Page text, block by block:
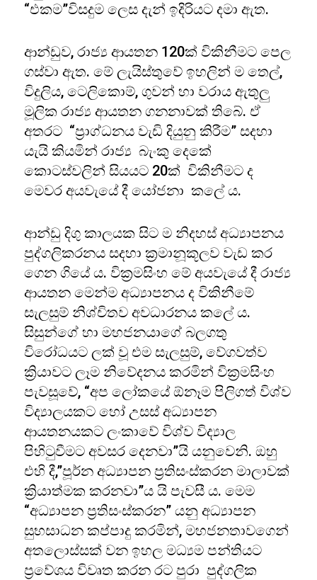
“එකම”විසදුම ලෙස දැන් ඉදිරියට දමා ඇත.
ආන්ඩුව, රාජ්‍ය ආයතන 120ක් විකිනීමට පෙල
ගස්වා ඇත. මේ ලැයිස්තුවේ ඉහලින් ම තෙල්,
විදුලිය, ටෙලිකොම්, ගුවන් හා වරාය ඇතුලු
මූලික රාජ්‍ය ආයතන ගනනාවක් තිබේ. ඒ
අතරට “ප්‍රාග්ධනය වැඩි දියුනු කිරීම” සදහා
යැයි කියමින් රාජ්‍ය බැංකු දෙකේ
කොටස්වලින් සියයට 20ක් විකිනීමට ද
මෙවර අයවැයේ දී යෝජනා කලේ ය.
ආන්ඩු දිගු කාලයක සිට ම නිදහස් අධ්‍යාපනය
පුද්ගලිකරනය සදහා ක්‍රමානූකූලව වැඩ කර
ගෙන ගියේ ය. වික්‍රමසිංහ මේ අයවැයේ දී රාජ්‍ය
ආයතන මෙන්ම අධ්‍යාපනය ද විකිනීමේ
සැලසුම් නිශ්චිතව අවධාරනය කලේ ය.
සිසුන්ගේ හා මහජනයාගේ බලගතු
විරෝධයට ලක් වූ එම සැලසුම්, වේගවත්ව
ක්‍රියාවට ලෑම නිවේදනය කරමින් වික්‍රමසිංහ
පැවසූවේ, “අප ලෝකයේ ඕනෑම පිලිගත් විශ්ව
විද්‍යාලයකට හෝ උසස් අධ්‍යාපන
ආයතනයකට ලංකාවේ විශ්ව විද්‍යාල
පිහිටුවීමට අවසර දෙනවා”යි යනුවෙනි. ඔහු
එහි දී,”පූර්න අධ්‍යාපන ප්‍රතිසංස්කරන මාලාවක්
ක්‍රියාත්මක කරනවා”ය යි පැවසී ය. මෙම
“අධ්‍යාපන ප්‍රතිසංස්කරන” යනු අධ්‍යාපන
සුභසාධන කප්පාදු කරමින්, මහජනතාවගෙන්
අතලොස්සක් වන ඉහල මධ්‍යම පන්තියට
ප්‍රවේශය විවෘත කරන රට පුරා පුද්ගලික